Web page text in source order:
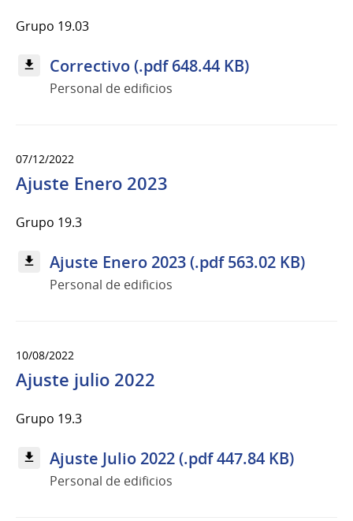
Grupo 19.03
Correctivo (.pdf 648.44 KB)
Personal de edificios
07/12/2022
Ajuste Enero 2023
Grupo 19.3
Ajuste Enero 2023 (.pdf 563.02 KB)
Personal de edificios
10/08/2022
Ajuste julio 2022
Grupo 19.3
Ajuste Julio 2022 (.pdf 447.84 KB)
Personal de edificios